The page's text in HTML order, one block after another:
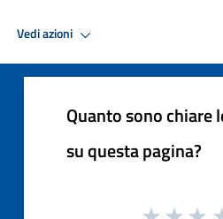
Vedi azioni
Quanto sono chiare
su questa pagina?